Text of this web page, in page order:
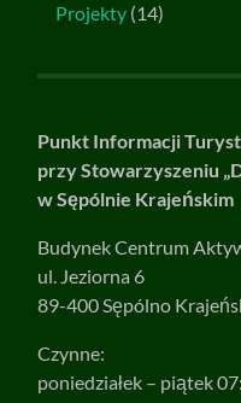
Projekty (14)
Punkt Informacji
przy Stowarzyszeniu
w Sępólnie Krajeńskim
Budynek Centrum
ul. Jeziorna 6
89-400 Sępólno
Czynne:
poniedziałek – piątek